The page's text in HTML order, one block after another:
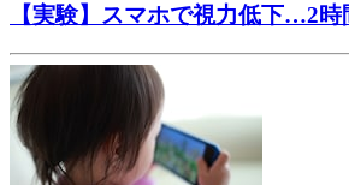
【実験】スマホで視力低下…2時